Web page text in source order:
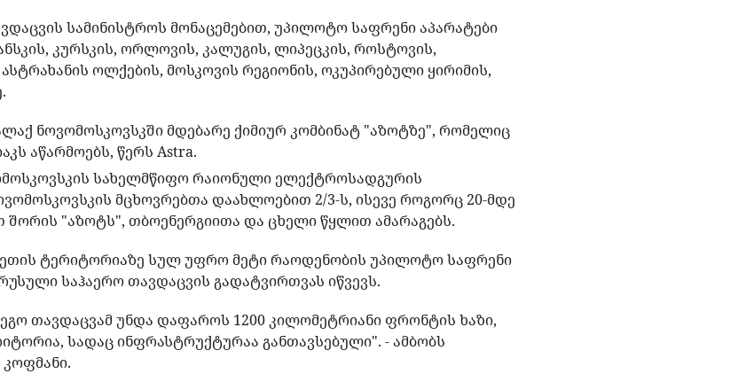
სამინისტროს მონაცემებით, უპილოტო საფრენი აპარატები
კურსკის, ორლოვის, კალუგის, ლიპეცკის, როსტოვის,
ოლქების, მოსკოვის რეგიონის, ოკუპირებული ყირიმის,
ნოვომოსკოვსკში მდებარე ქიმიურ კომბინატ "აზოტზე", რომელიც
აწარმოებს, წერს Astra.
სახელმწიფო რაიონული ელექტროსადგურის
მცხოვრებთა დაახლოებით 2/3-ს, ისევე როგორც 20-მდე
შორის "აზოტს", თბოენერგიითა და ცხელი წყლით ამარაგებს.
ტერიტორიაზე სულ უფრო მეტი რაოდენობის უპილოტო საფრენი
საჰაერო თავდაცვის გადატვირთვას იწვევს.
თავდაცვამ უნდა დაფაროს 1200 კილომეტრიანი ფრონტის ხაზი,
სადაც ინფრასტრუქტურაა განთავსებული". - ამბობს